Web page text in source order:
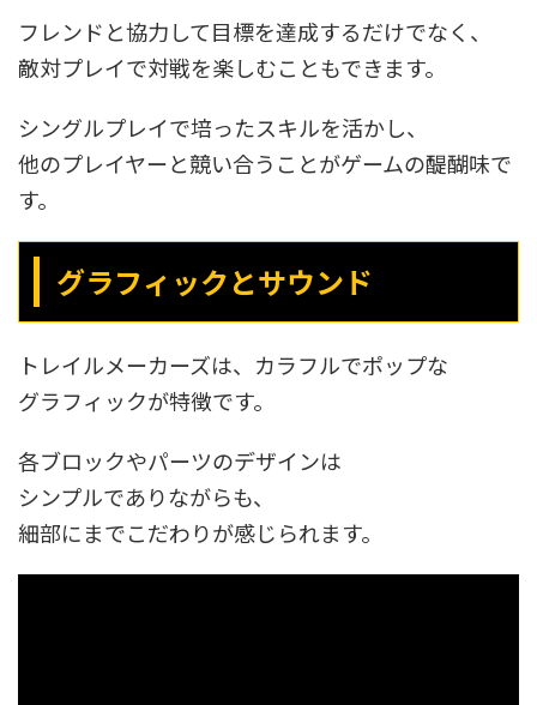
フレンドと協力して目標を達成するだけでなく、
敵対プレイで対戦を楽しむこともできます。
シングルプレイで培ったスキルを活かし、
他のプレイヤーと競い合うことがゲームの醍醐味で
す。
グラフィックとサウンド
トレイルメーカーズは、カラフルでポップな
グラフィックが特徴です。
各ブロックやパーツのデザインは
シンプルでありながらも、
細部にまでこだわりが感じられます。